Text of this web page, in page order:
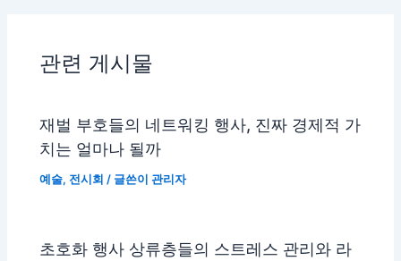
관련 게시물
재벌 부호들의 네트워킹 행사, 진짜 경제적 가
치는 얼마나 될까
예술, 전시회 / 글쓴이관리자
초호화 행사 상류층들의 스트레스 관리와 라